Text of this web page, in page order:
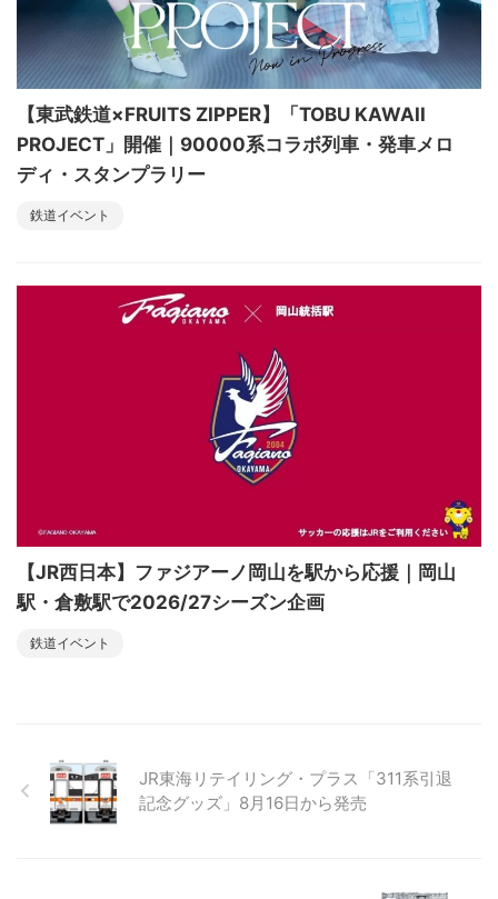
【東武鉄道×FRUITS ZIPPER】「TOBU KAWAII
PROJECT」開催｜90000系コラボ列車・発車メロ
ディ・スタンプラリー
鉄道イベント
【JR西日本】ファジアーノ岡山を駅から応援｜岡山
駅・倉敷駅で2026/27シーズン企画
鉄道イベント
JR東海リテイリング・プラス「311系引退
記念グッズ」8月16日から発売